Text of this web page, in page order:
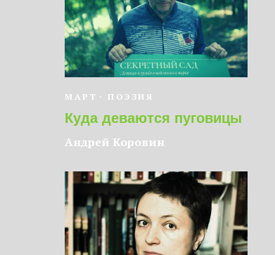
МАРТ ПОЭЗИЯ
Куда деваются пуговицы
Андрей Коровин